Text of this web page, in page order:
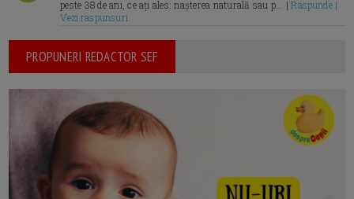
peste 38 de ani, ce ați ales: nașterea naturală sau p... |Raspunde |
Vezi raspunsuri
PROPUNERI REDACTOR SEF